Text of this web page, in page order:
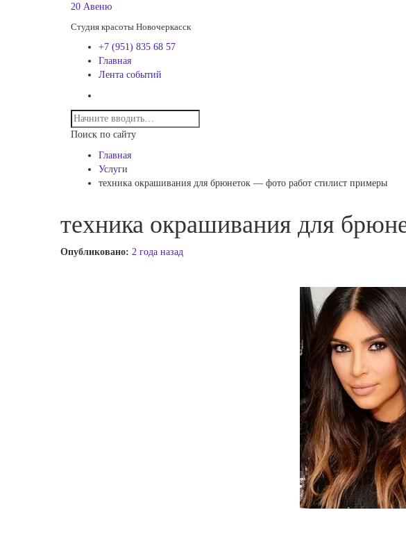
20 Авеню
Студия красоты Новочеркасск
+7 (951) 835 68 57
Главная
Лента событий
Поиск по сайту
Главная
Услуги
техника окрашивания для брюнеток — фото работ стилист примеры
техника окрашивания для
Опубликовано: 2 года назад